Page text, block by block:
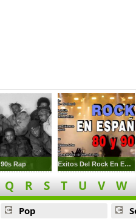
90s Rap Exitos Del Rock En Espanol De Los 80s Y 90s
Q R S T U V W
Pop